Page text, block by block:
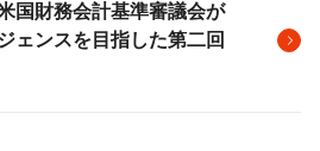
国財務会計基準審議会が
ェンスを目指した第二回